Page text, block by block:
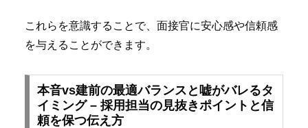
これらを意識することで、面接官に安心感や信頼感
を与えることができます。
本音vs建前の最適バランスと嘘がバレるタ
イミング – 採用担当の見抜きポイントと信
頼を保つ伝え方